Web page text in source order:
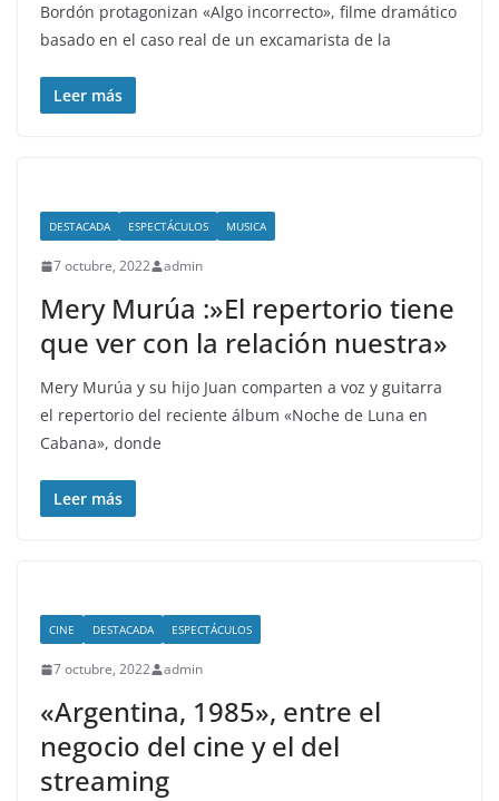
Bordón protagonizan «Algo incorrecto», filme dramático
basado en el caso real de un excamarista de la
Leer más
DESTACADA ESPECTÁCULOS MUSICA
7 octubre, 2022 admin
Mery Murúa :»El repertorio tiene
que ver con la relación nuestra»
Mery Murúa y su hijo Juan comparten a voz y guitarra
el repertorio del reciente álbum «Noche de Luna en
Cabana», donde
Leer más
CINE DESTACADA ESPECTÁCULOS
7 octubre, 2022 admin
«Argentina, 1985», entre el
negocio del cine y el del
streaming